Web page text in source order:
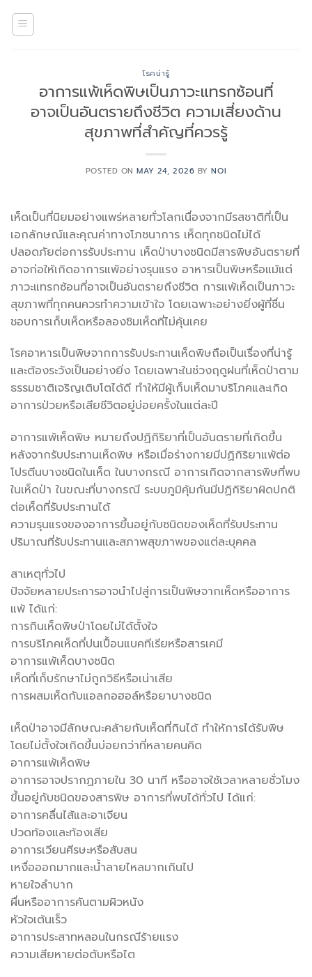
โรคน่ารู้
อาการแพ้เห็ดพิษเป็นภาวะแทรกซ้อนที่
อาจเป็นอันตรายถึงชีวิต ความเสี่ยงด้าน
สุขภาพที่สำคัญที่ควรรู้
POSTED ONMAY 24, 2026 BYNOI
เห็ดเป็นที่นิยมอย่างแพร่หลายทั่วโลกเนื่องจากมีรสชาติที่เป็น
เอกลักษณ์และคุณค่าทางโภชนาการ เห็ดทุกชนิดไม่ได้
ปลอดภัยต่อการรับประทาน เห็ดป่าบางชนิดมีสารพิษอันตรายที่
อาจก่อให้เกิดอาการแพ้อย่างรุนแรง อาหารเป็นพิษหรือแม้แต่
ภาวะแทรกซ้อนที่อาจเป็นอันตรายถึงชีวิต การแพ้เห็ดเป็นภาวะ
สุขภาพที่ทุกคนควรทำความเข้าใจ โดยเฉพาะอย่างยิ่งผู้ที่ชื่น
ชอบการเก็บเห็ดหรือลองชิมเห็ดที่ไม่คุ้นเคย
โรคอาหารเป็นพิษจากการรับประทานเห็ดพิษถือเป็นเรื่องที่น่ารู้
และต้องระวังเป็นอย่างยิ่ง โดยเฉพาะในช่วงฤดูฝนที่เห็ดป่าตาม
ธรรมชาติเจริญเติบโตได้ดี ทำให้มีผู้เก็บเห็ดมาบริโภคและเกิด
อาการป่วยหรือเสียชีวิตอยู่บ่อยครั้งในแต่ละปี
อาการแพ้เห็ดพิษ หมายถึงปฏิกิริยาที่เป็นอันตรายที่เกิดขึ้น
หลังจากรับประทานเห็ดพิษ หรือเมื่อร่างกายมีปฏิกิริยาแพ้ต่อ
โปรตีนบางชนิดในเห็ด ในบางกรณี อาการเกิดจากสารพิษที่พบ
ในเห็ดป่า ในขณะที่บางกรณี ระบบภูมิคุ้มกันมีปฏิกิริยาผิดปกติ
ต่อเห็ดที่รับประทานได้
ความรุนแรงของอาการขึ้นอยู่กับชนิดของเห็ดที่รับประทาน
ปริมาณที่รับประทานและสภาพสุขภาพของแต่ละบุคคล
สาเหตุทั่วไป
ปัจจัยหลายประการอาจนำไปสู่การเป็นพิษจากเห็ดหรืออาการ
แพ้ ได้แก่:
การกินเห็ดพิษป่าโดยไม่ได้ตั้งใจ
การบริโภคเห็ดที่ปนเปื้อนแบคทีเรียหรือสารเคมี
อาการแพ้เห็ดบางชนิด
เห็ดที่เก็บรักษาไม่ถูกวิธีหรือเน่าเสีย
การผสมเห็ดกับแอลกอฮอล์หรือยาบางชนิด
เห็ดป่าอาจมีลักษณะคล้ายกับเห็ดที่กินได้ ทำให้การได้รับพิษ
โดยไม่ตั้งใจเกิดขึ้นบ่อยกว่าที่หลายคนคิด
อาการแพ้เห็ดพิษ
อาการอาจปรากฏภายใน 30 นาที หรืออาจใช้เวลาหลายชั่วโมง
ขึ้นอยู่กับชนิดของสารพิษ อาการที่พบได้ทั่วไป ได้แก่:
อาการคลื่นไส้และอาเจียน
ปวดท้องและท้องเสีย
อาการเวียนศีรษะหรือสับสน
เหงื่อออกมากและน้ำลายไหลมากเกินไป
หายใจลำบาก
ผื่นหรืออาการคันตามผิวหนัง
หัวใจเต้นเร็ว
อาการประสาทหลอนในกรณีร้ายแรง
ความเสียหายต่อตับหรือไต